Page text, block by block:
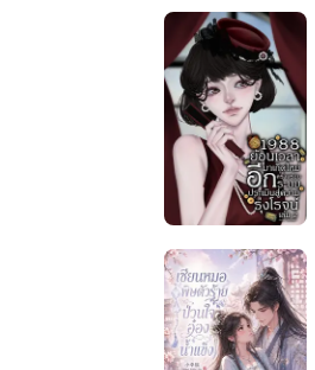
แกร่ง
ตระกูล
ไป๋
เล่ม
2
ย้อน
เวลา
มา
เกิด